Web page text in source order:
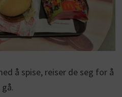
å spise, reiser de seg for å
gå.